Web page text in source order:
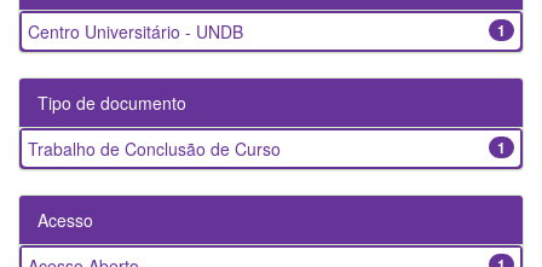
1
Centro Universitário - UNDB
Tipo de documento
1
Trabalho de Conclusão de Curso
Acesso